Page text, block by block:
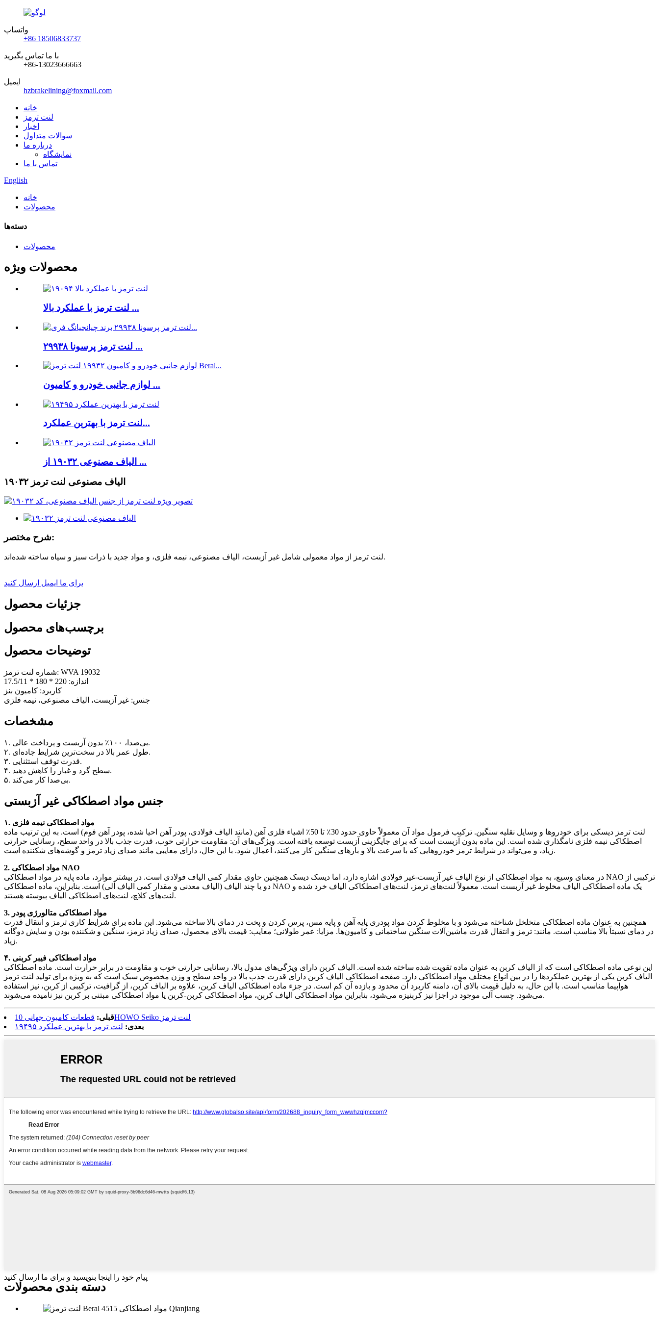
واتساپ
‎+86 18506833737‎
با ما تماس بگیرید
‎+86-13023666663‎
ایمیل
hzbrakelining@foxmail.com
خانه
لنت ترمز
اخبار
سوالات متداول
درباره ما
نمایشگاه
تماس با ما
English
خانه
محصولات
دسته‌ها
محصولات
محصولات ویژه
لنت ترمز با عملکرد بالا ...
لنت ترمز پرسونا ۲۹۹۳۸ ...
لوازم جانبی خودرو و کامیون ...
لنت ترمز با بهترین عملکرد...
الیاف مصنوعی ۱۹۰۳۲ از ...
۱۹۰۳۲ الیاف مصنوعی لنت ترمز
شرح مختصر:
لنت ترمز از مواد معمولی شامل غیر آزبست، الیاف مصنوعی، نیمه فلزی، و مواد جدید با ذرات سبز و سیاه ساخته شده‌اند.
برای ما ایمیل ارسال کنید
جزئیات محصول
برچسب‌های محصول
توضیحات محصول
شماره لنت ترمز: WVA 19032
اندازه: 220 * 180 * 17.5/11
کاربرد: کامیون بنز
جنس: غیر آزبست، الیاف مصنوعی، نیمه فلزی
مشخصات
۱. بی‌صدا، ۱۰۰٪ بدون آزبست و پرداخت عالی.
۲. طول عمر بالا در سخت‌ترین شرایط جاده‌ای.
۳. قدرت توقف استثنایی.
۴. سطح گرد و غبار را کاهش دهید.
۵. بی‌صدا کار می‌کند.
جنس مواد اصطکاکی غیر آزبستی
۱. مواد اصطکاکی نیمه فلزی
لنت ترمز دیسکی برای خودروها و وسایل نقلیه سنگین. ترکیب فرمول مواد آن معمولاً حاوی حدود 30٪ تا 50٪ اشیاء فلزی آهن (مانند الیاف فولادی، پودر آهن احیا شده، پودر آهن فوم) است. به این ترتیب ماده
اصطکاکی نیمه فلزی نامگذاری شده است. این ماده بدون آزبست است که برای جایگزینی آزبست توسعه یافته است. ویژگی‌های آن: مقاومت حرارتی خوب، قدرت جذب بالا در واحد سطح، رسانایی حرارتی
زیاد، و می‌تواند در شرایط ترمز خودروهایی که با سرعت بالا و بارهای سنگین کار می‌کنند، اعمال شود. با این حال، دارای معایبی مانند صدای زیاد ترمز و گوشه‌های شکننده است.
2. مواد اصطکاکی NAO
در معنای وسیع، به مواد اصطکاکی از نوع الیاف غیر آزبست-غیر فولادی اشاره دارد، اما دیسک دیسک همچنین حاوی مقدار کمی الیاف فولادی است. در بیشتر موارد، ماده پایه در مواد اصطکاکی NAO ترکیبی از
دو یا چند الیاف (الیاف معدنی و مقدار کمی الیاف آلی) است. بنابراین، ماده اصطکاکی NAO یک ماده اصطکاکی الیاف مخلوط غیر آزبست است. معمولاً لنت‌های ترمز، لنت‌های اصطکاکی الیاف خرد شده و
لنت‌های کلاچ، لنت‌های اصطکاکی الیاف پیوسته هستند.
3. مواد اصطکاکی متالورژی پودر
همچنین به عنوان ماده اصطکاکی متخلخل شناخته می‌شود و با مخلوط کردن مواد پودری پایه آهن و پایه مس، پرس کردن و پخت در دمای بالا ساخته می‌شود. این ماده برای شرایط کاری ترمز و انتقال قدرت
در دمای نسبتاً بالا مناسب است. مانند: ترمز و انتقال قدرت ماشین‌آلات سنگین ساختمانی و کامیون‌ها. مزایا: عمر طولانی؛ معایب: قیمت بالای محصول، صدای زیاد ترمز، سنگین و شکننده بودن و سایش دوگانه
زیاد.
۴. مواد اصطکاکی فیبر کربنی
این نوعی ماده اصطکاکی است که از الیاف کربن به عنوان ماده تقویت شده ساخته شده است. الیاف کربن دارای ویژگی‌های مدول بالا، رسانایی حرارتی خوب و مقاومت در برابر حرارت است. ماده اصطکاکی
الیاف کربن یکی از بهترین عملکردها را در بین انواع مختلف مواد اصطکاکی دارد. صفحه اصطکاکی الیاف کربن دارای قدرت جذب بالا در واحد سطح و وزن مخصوص سبک است که به ویژه برای تولید لنت ترمز
هواپیما مناسب است. با این حال، به دلیل قیمت بالای آن، دامنه کاربرد آن محدود و بازده آن کم است. در جزء ماده اصطکاکی الیاف کربن، علاوه بر الیاف کربن، از گرافیت، ترکیبی از کربن، نیز استفاده
می‌شود. چسب آلی موجود در اجزا نیز کربنیزه می‌شود، بنابراین مواد اصطکاکی الیاف کربن، مواد اصطکاکی کربن-کربن یا مواد اصطکاکی مبتنی بر کربن نیز نامیده می‌شوند.
قبلی:
قطعات کامیون جهانی 10HOWO Seiko لنت ترمز
بعدی: لنت ترمز با بهترین عملکرد ۱۹۴۹۵
پیام خود را اینجا بنویسید و برای ما ارسال کنید
دسته بندی محصولات